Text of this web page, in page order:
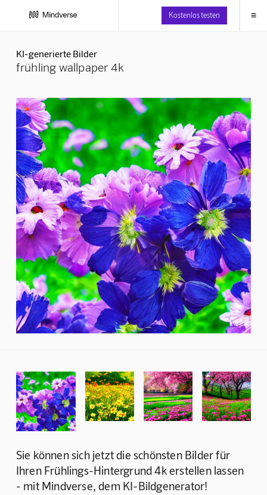
Kostenlos testen ≡
KI-generierte Bilder
frühling wallpaper 4k
Sie können sich jetzt die schönsten Bilder für
Ihren Frühlings-Hintergrund 4k erstellen lassen
- mit Mindverse, dem KI-Bildgenerator!